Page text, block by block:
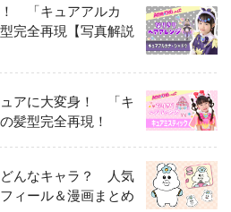
「キュアアルカ
完全再現【写真解説
ュアに大変身！ 「キ
髪型完全再現！
どんなキャラ？ 人気
ィール＆漫画まとめ